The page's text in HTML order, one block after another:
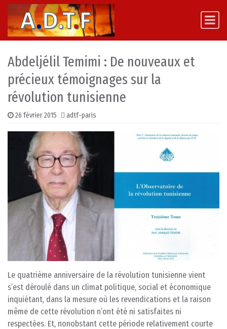
Skip to content
Main Navigation
Abdeljélil Temimi : De nouveaux et
précieux témoignages sur la
révolution tunisienne
26 février 2015 adtf-paris
Le quatrième anniversaire de la révolution tunisienne vient
s’est déroulé dans un climat politique, social et économique
inquiétant, dans la mesure où les revendications et la raison
même de cette révolution n’ont été ni satisfaites ni
respectées. Et, nonobstant cette période relativement courte